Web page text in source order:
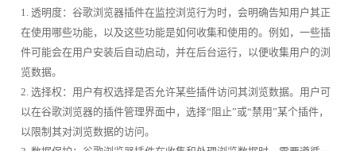
1. 透明度：谷歌浏览器插件在监控浏览行为时，会明确告知用户其正
在使用哪些功能，以及这些功能是如何收集和使用的。例如，一些插
件可能会在用户安装后自动启动，并在后台运行，以便收集用户的浏
览数据。
2. 选择权：用户有权选择是否允许某些插件访问其浏览数据。用户可
以在谷歌浏览器的插件管理界面中，选择“阻止”或“禁用”某个插件，
以限制其对浏览数据的访问。